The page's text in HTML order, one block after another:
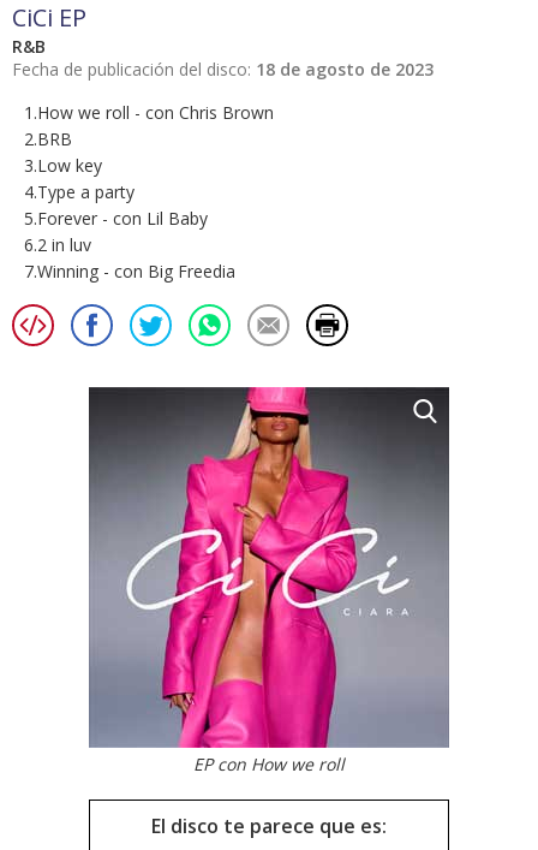
CiCi EP
R&B
Fecha de publicación del disco: 18 de agosto de 2023
1.How we roll - con Chris Brown
2.BRB
3.Low key
4.Type a party
5.Forever - con Lil Baby
6.2 in luv
7.Winning - con Big Freedia
EP con How we roll
El disco te parece que es: